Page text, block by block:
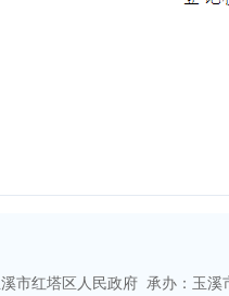
市红塔区人民政府 承办：玉溪